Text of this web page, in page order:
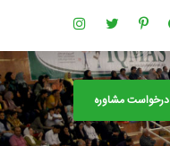
درخواست مشاوره